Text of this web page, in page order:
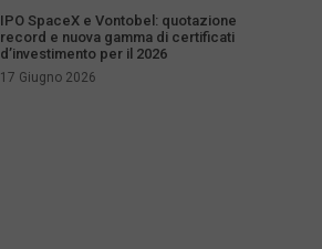
IPO SpaceX e Vontobel: quotazione
record e nuova gamma di certificati
d’investimento per il 2026
17 Giugno 2026